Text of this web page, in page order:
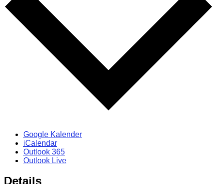
Google Kalender
iCalendar
Outlook 365
Outlook Live
Details